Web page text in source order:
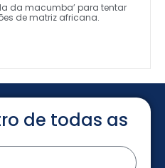
da macumba’ para tentar
de matriz africana.
de todas as